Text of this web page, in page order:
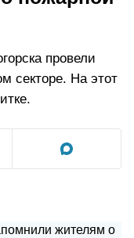
провели
секторе. На этот